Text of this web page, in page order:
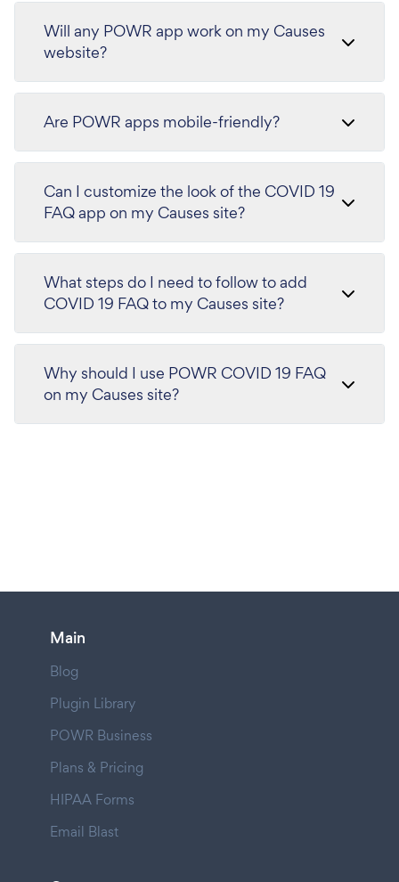
Will any POWR app work on my Causes
website?
Are POWR apps mobile-friendly?
Can I customize the look of the COVID 19
FAQ app on my Causes site?
What steps do I need to follow to add
COVID 19 FAQ to my Causes site?
Why should I use POWR COVID 19 FAQ
on my Causes site?
Main
Blog
Plugin Library
POWR Business
Plans & Pricing
HIPAA Forms
Email Blast